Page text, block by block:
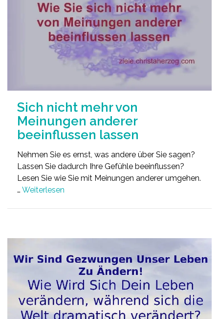
Sich nicht mehr von
Meinungen anderer
beeinflussen lassen
Nehmen Sie es ernst, was andere über Sie sagen?
Lassen Sie dadurch Ihre Gefühle beeinflussen?
Lesen Sie wie Sie mit Meinungen anderer umgehen.
… Weiterlesen